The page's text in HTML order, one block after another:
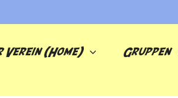
Verein (Home) Gruppen